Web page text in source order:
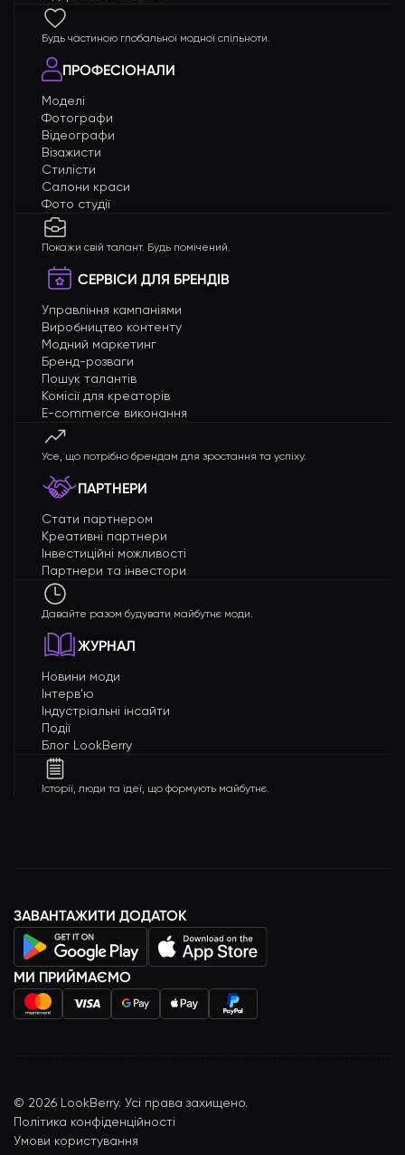
Будь частиною глобальної модної спільноти.
ПРОФЕСІОНАЛИ
Моделі
Фотографи
Відеографи
Візажисти
Стилісти
Салони краси
Фото студії
Покажи свій талант. Будь помічений.
СЕРВІСИ ДЛЯ БРЕНДІВ
Управління кампаніями
Виробництво контенту
Модний маркетинг
Бренд-розваги
Пошук талантів
Комісії для креаторів
E-commerce виконання
Усе, що потрібно брендам для зростання та успіху.
ПАРТНЕРИ
Стати партнером
Креативні партнери
Інвестиційні можливості
Партнери та інвестори
Давайте разом будувати майбутнє моди.
ЖУРНАЛ
Новини моди
Інтерв'ю
Індустріальні інсайти
Події
Блог LookBerry
Історії, люди та ідеї, що формують майбутнє.
ЗАВАНТАЖИТИ ДОДАТОК
МИ ПРИЙМАЄМО
© 2026 LookBerry. Усі права захищено.
Політика конфіденційності
Умови користування